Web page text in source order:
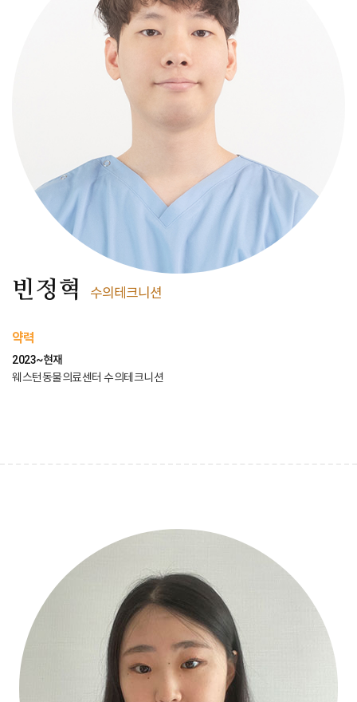
빈정혁 수의테크니션
약력
2023~현재
웨스턴동물의료센터 수의테크니션